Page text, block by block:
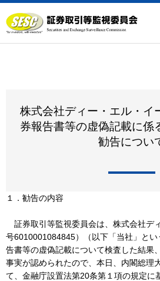
文
へ
株式会社ディー・エル・イ
券報告書等の虚偽記載に係
勧告につい
１．勧告の内容
証券取引等監視委員会は、株式会社デ
号6010001084845）（以下「当社」と
告書等の虚偽記載について検査した結果
事実が認められたので、本日、内閣総理
て、金融庁設置法第20条第１項の規定に